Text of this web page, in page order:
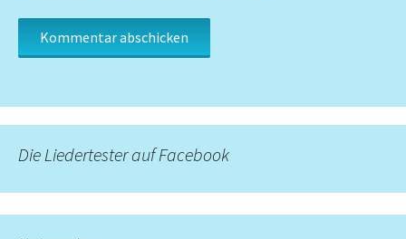
Die Liedertester auf Facebook